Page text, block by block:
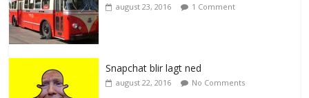
august 23, 2016 1 Comment
Snapchat blir lagt ned
august 22, 2016 No Comments